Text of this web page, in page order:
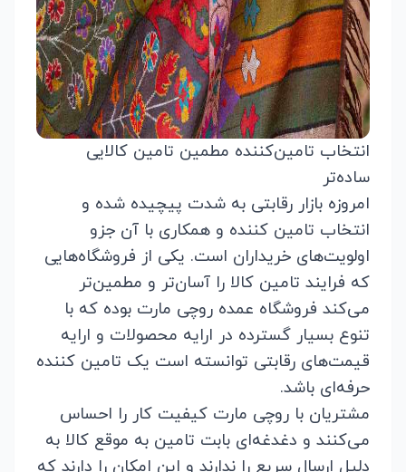
انتخاب تامین‌کننده مطمین تامین کالایی
ساده‌تر
امروزه بازار رقابتی به شدت پیچیده شده و
انتخاب تامین کننده و همکاری با آن جزو
اولویت‌های خریداران است. یکی از فروشگاه‌هایی
که فرایند تامین کالا را آسان‌تر و مطمین‌تر
می‌کند فروشگاه عمده روچی مارت بوده که با
تنوع بسیار گسترده در ارایه محصولات و ارایه
قیمت‌های رقابتی توانسته است یک تامین کننده
حرفه‌ای باشد.
مشتریان با روچی مارت کیفیت کار را احساس
می‌کنند و دغدغه‌ای بابت تامین به موقع کالا به
دلیل ارسال سریع را ندارند و این امکان را دارند که